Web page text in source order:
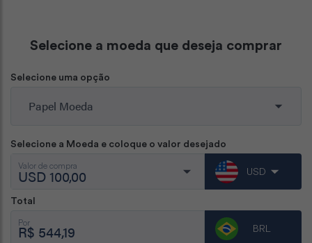
Selecione a moeda que deseja comprar
Selecione uma opção
Selecione a Moeda e coloque o valor desejado
Valor de compra USD
Total
Por
R$ 544,19 BRL